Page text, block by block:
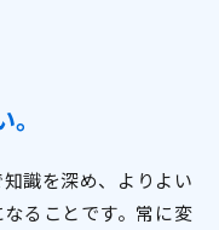
識を深め、よりよい
ることです。常に変